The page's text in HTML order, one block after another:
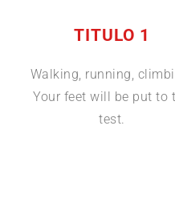
TITULO 1
Walking, running,
Your feet will be put to
test.